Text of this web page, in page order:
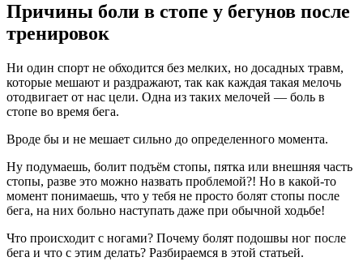
Причины боли в стопе у бегунов после
тренировок
Ни один спорт не обходится без мелких, но досадных травм,
которые мешают и раздражают, так как каждая такая мелочь
отодвигает от нас цели. Одна из таких мелочей — боль в
стопе во время бега.
Вроде бы и не мешает сильно до определенного момента.
Ну подумаешь, болит подъём стопы, пятка или внешняя часть
стопы, разве это можно назвать проблемой?! Но в какой-то
момент понимаешь, что у тебя не просто болят стопы после
бега, на них больно наступать даже при обычной ходьбе!
Что происходит с ногами? Почему болят подошвы ног после
бега и что с этим делать? Разбираемся в этой статьей.